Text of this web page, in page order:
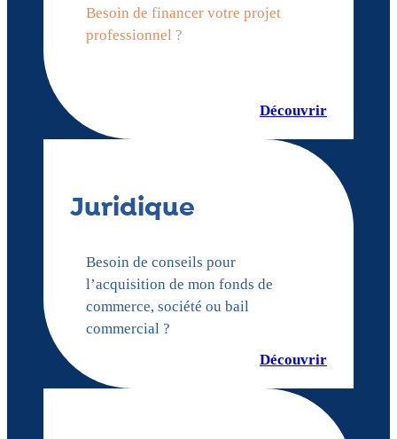
Besoin de financer votre projet
professionnel ?
Découvrir
Juridique
Besoin de conseils pour
l’acquisition de mon fonds de
commerce, société ou bail
commercial ?
Découvrir